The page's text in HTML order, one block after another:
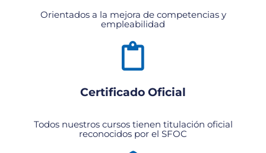
Orientados a la mejora de competencias y
empleabilidad
Certificado Oficial
Todos nuestros cursos tienen titulación oficial
reconocidos por el SFOC